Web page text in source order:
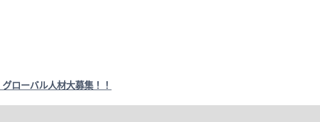
ローバル人材大募集！！